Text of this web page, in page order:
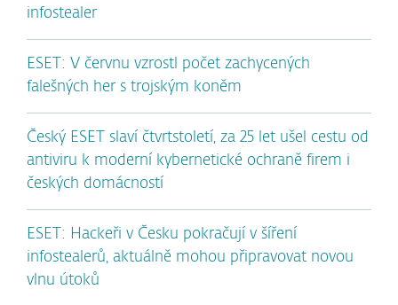
infostealer
ESET: V červnu vzrostl počet zachycených
falešných her s trojským koněm
Český ESET slaví čtvrtstoletí, za 25 let ušel cestu od
antiviru k moderní kybernetické ochraně firem i
českých domácností
ESET: Hackeři v Česku pokračují v šíření
infostealerů, aktuálně mohou připravovat novou
vlnu útoků